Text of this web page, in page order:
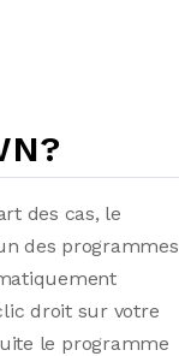
des cas, le
des programmes
droit sur votre
le programme